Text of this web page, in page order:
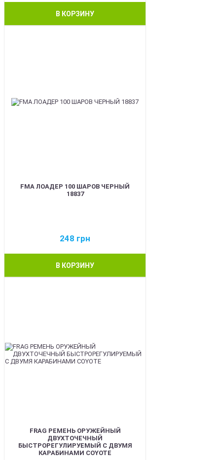
В КОРЗИНУ
FMA ЛОАДЕР 100 ШАРОВ ЧЕРНЫЙ
18837
248 грн
В КОРЗИНУ
FRAG РЕМЕНЬ ОРУЖЕЙНЫЙ
ДВУХТОЧЕЧНЫЙ
БЫСТРОРЕГУЛИРУЕМЫЙ С ДВУМЯ
КАРАБИНАМИ COYOTE